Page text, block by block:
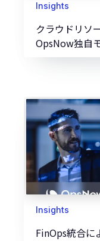
Insights
クラウドリソ
OpsNow独自
Insights
FinOps統合に